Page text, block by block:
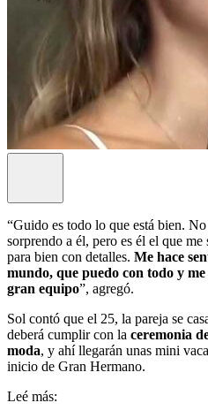
“Guido es todo lo que está bien.
sorprendo a él, pero es él el que
para bien con detalles. Me hace
mundo, que puedo con todo y
gran equipo”, agregó.
Sol contó que el 25, la pareja se
deberá cumplir con la ceremonia
moda, y ahí llegarán unas mini
inicio de Gran Hermano.
Leé más: